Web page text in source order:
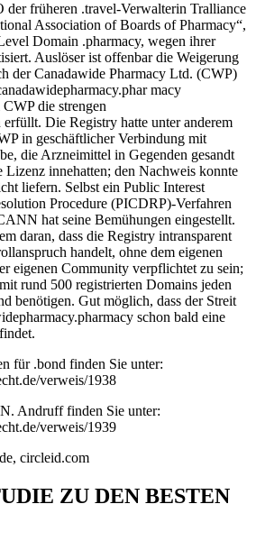
früheren .travel-Verwalterin Tralliance
Association of Boards of Pharmacy“,
Domain .pharmacy, wegen ihrer
Auslöser ist offenbar die Weigerung
der Canadawide Pharmacy Ltd. (CWP)
macy
die strengen
erfüllt. Die Registry hatte unter anderem
in geschäftlicher Verbindung mit
die Arzneimittel in Gegenden gesandt
Lizenz innehatten; den Nachweis konnte
liefern. Selbst ein Public Interest
Procedure (PICDRP)-Verfahren
hat seine Bemühungen eingestellt.
daran, dass die Registry intransparent
handelt, ohne dem eigenen
eigenen Community verpflichtet zu sein;
rund 500 registrierten Domains jeden
benötigen. Gut möglich, dass der Streit
schon bald eine
für .bond finden Sie unter:
verweis/1938
Andruff finden Sie unter:
verweis/1939
circleid.com
ZU DEN BESTEN